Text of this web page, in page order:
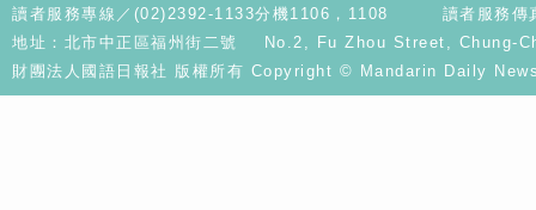
讀者服務專線／(02)2392-1133分機1106，1108
讀者服務
地址：北市中正區福州街二號 No.2, Fu Zhou Street, Chung-
財團法人國語日報社 版權所有 Copyright © Mandarin Daily